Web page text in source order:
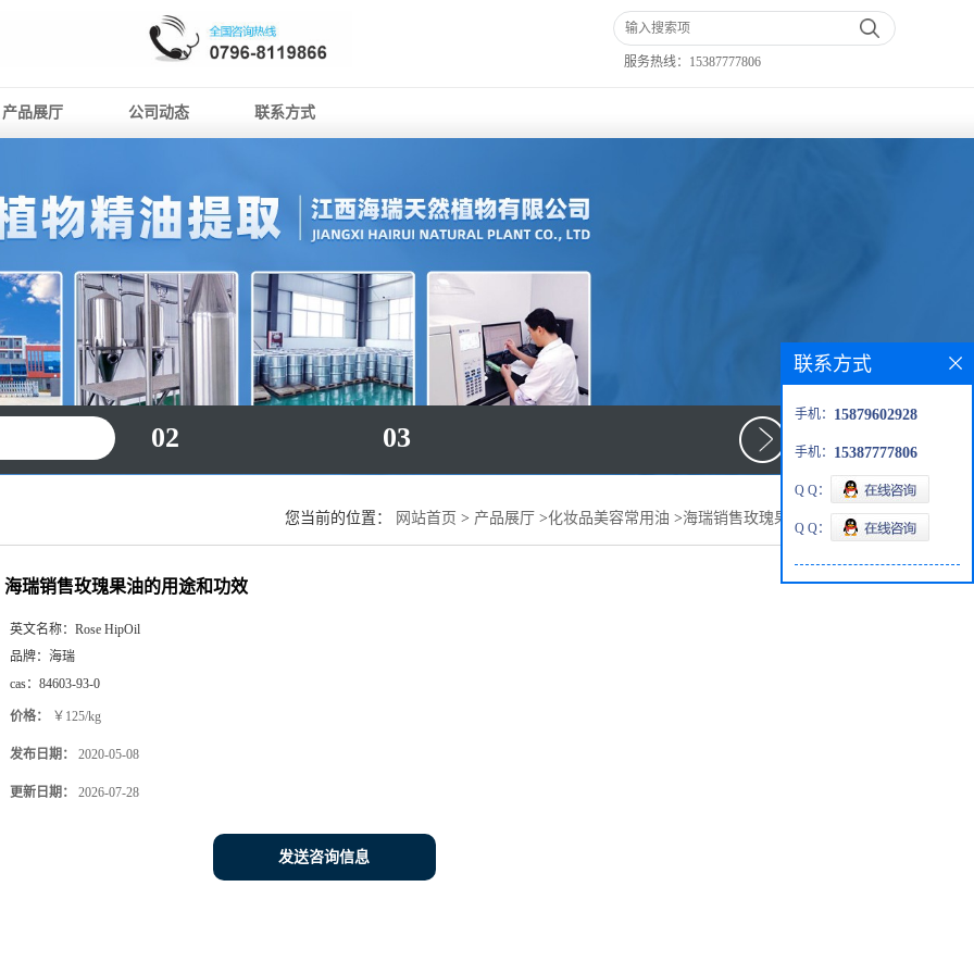
服务热线： 15387777806
产品展厅 公司动态 联系方式
02 03
您当前的位置： 网站首页 > 产品展厅 >化妆品美容常用油 >海瑞销售玫瑰果油的用途和功效
海瑞销售玫瑰果油的用途和功效
英文名称： Rose HipOil
品牌： 海瑞
cas： 84603-93-0
价格： ￥125/kg
发布日期： 2020-05-08
更新日期： 2026-07-28
发送咨询信息
联系方式
手机： 15879602928
手机： 15387777806
Q Q：
Q Q：